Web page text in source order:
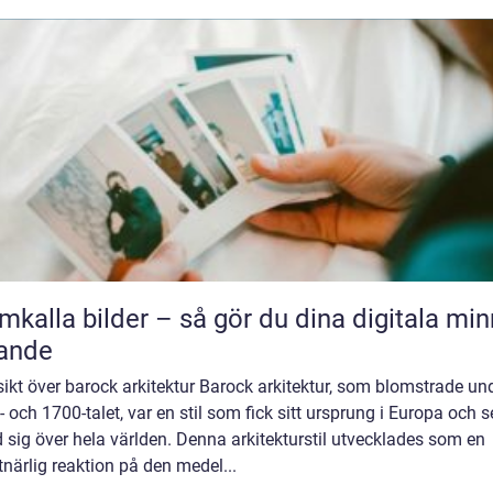
bilder – så gör du dina digitala
över barock arkitektur Barock arkitektur, som blomstrade
och 1700-talet, var en stil som fick sitt ursprung i Europa och
sig över hela världen. Denna arkitekturstil utvecklades som en
reaktion på den medel...